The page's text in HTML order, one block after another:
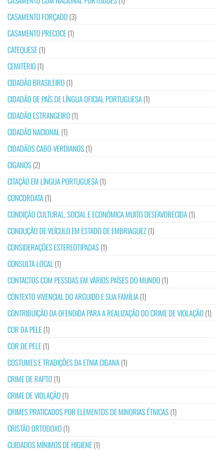
CASAMENTO FORÇADO (3)
CASAMENTO PRECOCE(1)
CATEQUESE(1)
CEMITÉRIO (1)
CIDADÃO BRASILEIRO (1)
CIDADÃO DE PAÍS DE LÍNGUA OFICIAL PORTUGUESA(1)
CIDADÃO ESTRANGEIRO (1)
CIDADÃO NACIONAL(1)
CIDADÃOS CABO-VERDIANOS(1)
CIGANOS(2)
CITAÇÃO EM LÍNGUA PORTUGUESA(1)
CONCORDATA(1)
CONDIÇÃO CULTURAL, SOCIAL E ECONÓMICA MUITO DESFAVORECIDA(1)
CONDUÇÃO DE VEÍCULO EM ESTADO DE EMBRIAGUEZ(1)
CONSIDERAÇÕES ESTEREOTIPADAS(1)
CONSULTA LOCAL(1)
CONTACTOS COM PESSOAS EM VÁRIOS PAÍSES DO MUNDO (1)
CONTEXTO VIVENCIAL DO ARGUIDO E SUA FAMÍLIA(1)
CONTRIBUIÇÃO DA OFENDIDA PARA A REALIZAÇÃO DO CRIME DE VIOLAÇÃO (1)
COR DA PELE(1)
COR DE PELE(1)
COSTUMES E TRADIÇÕES DA ETNIA CIGANA(1)
CRIME DE RAPTO (1)
CRIME DE VIOLAÇÃO (1)
CRIMES PRATICADOS POR ELEMENTOS DE MINORIAS ÉTNICAS(1)
CRISTÃO ORTODOXO (1)
CUIDADOS MÍNIMOS DE HIGIENE(1)